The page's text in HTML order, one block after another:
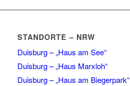
STANDORTE – NRW
Duisburg – „Haus am See“
Duisburg – „Haus Marxloh“
Duisburg – „Haus am Biegerpark“